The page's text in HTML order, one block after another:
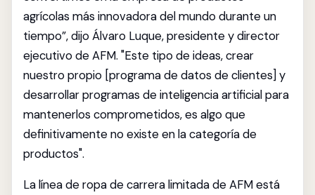
agrícolas más innovadora del mundo durante un
tiempo”, dijo Álvaro Luque, presidente y director
ejecutivo de AFM. "Este tipo de ideas, crear
nuestro propio [programa de datos de clientes] y
desarrollar programas de inteligencia artificial para
mantenerlos comprometidos, es algo que
definitivamente no existe en la categoría de
productos".
La línea de ropa de carrera limitada de AFM está